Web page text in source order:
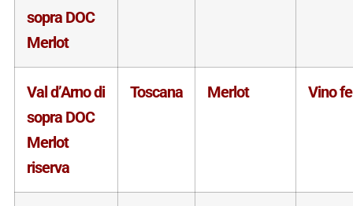
sopra DOC
Merlot
Val d’Arno di
sopra DOC
Merlot
riserva
Toscana Merlot Vino